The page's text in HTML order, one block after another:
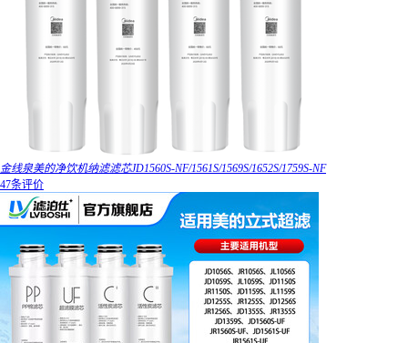
金线泉美的净饮机纳滤滤芯JD1560S-NF/1561S/1569S/1652S/1759S-NF
47条评价